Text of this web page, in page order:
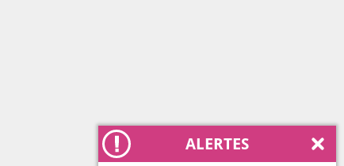
ALERTES